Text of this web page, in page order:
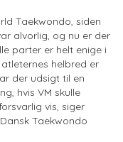
Taekwondo, siden
alvorlig, og nu er der
parter er helt enige i
helbred er
der udsigt til en
hvis VM skulle
vis, siger
Taekwondo